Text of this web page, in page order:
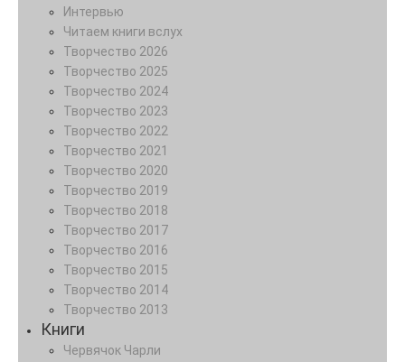
Интервью
Читаем книги вслух
Творчество 2026
Творчество 2025
Творчество 2024
Творчество 2023
Творчество 2022
Творчество 2021
Творчество 2020
Творчество 2019
Творчество 2018
Творчество 2017
Творчество 2016
Творчество 2015
Творчество 2014
Творчество 2013
Книги
Червячок Чарли